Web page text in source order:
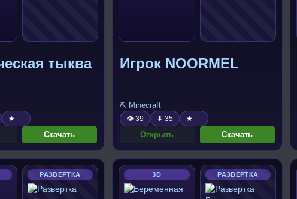
тыква
★ —
Скачать
Игрок NOORMEL
⛏️ Minecraft
👁 39 ⬇ 35 ★ —
Открыть Скачать
РАЗВЕРТКА 3D РАЗВЕРТКА